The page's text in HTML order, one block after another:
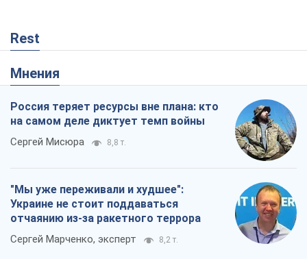
Rest
Мнения
Россия теряет ресурсы вне плана: кто
на самом деле диктует темп войны
Сергей Мисюра 8,8 т.
"Мы уже переживали и худшее":
Украине не стоит поддаваться
отчаянию из-за ракетного террора
Сергей Марченко, эксперт 8,2 т.